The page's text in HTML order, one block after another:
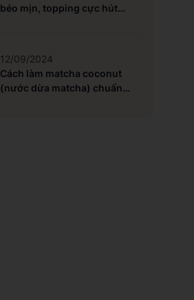
béo mịn, topping cực hút
12/09/2024
Cách làm matcha coconut
(nước dừa matcha) chuẩn